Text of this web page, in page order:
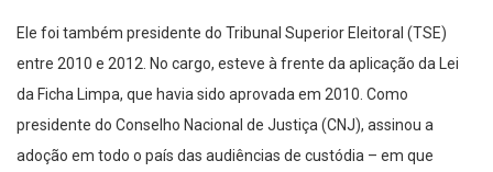
Ele foi também presidente do Tribunal Superior Eleitoral (TSE)
entre 2010 e 2012. No cargo, esteve à frente da aplicação da Lei
da Ficha Limpa, que havia sido aprovada em 2010. Como
presidente do Conselho Nacional de Justiça (CNJ), assinou a
adoção em todo o país das audiências de custódia – em que